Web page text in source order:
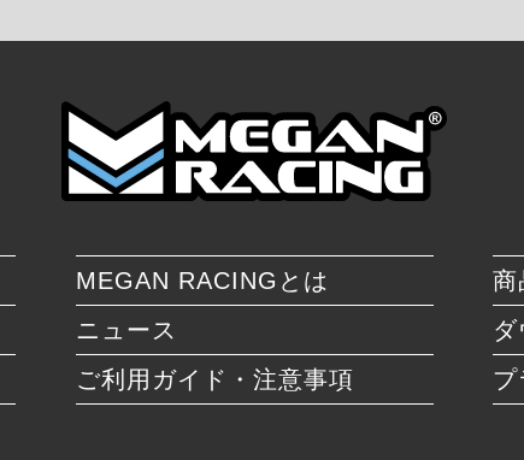
MEGAN RACINGとは
商
ニュース
ご利用ガイド・注意事項 プ